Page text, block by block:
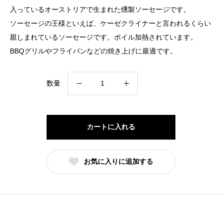
入っているオーストリアで生まれた燻製ソーセージです。
ソーセージの王様といえば、ケーゼクライナーと言われるくらい
親しまれているソーセージです。ボイル加熱されています。
BBQグリルやフライパンなどの焼き上げに最適です。
数量
ラ
ー
（3
カートに入れる
お気に入りに追加する